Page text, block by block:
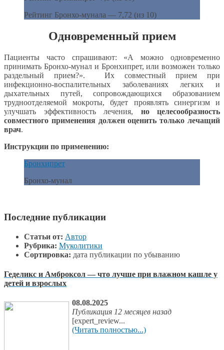
Рейтинг Бронхо-мунала — 7,72 (из 10)
Одновременный прием
Пациенты часто спрашивают: «А можно одновременно
принимать Бронхо-мунал и Бронхипрет, или возможен только
раздельный прием?». Их совместный прием при
инфекционно-воспалительных заболеваниях легких и
дыхательных путей, сопровождающихся образованием
трудноотделяемой мокроты, будет проявлять синергизм и
улучшать эффективность лечения, но целесообразность
совместного применения должен оценить только лечащий
врач.
Инструкции по применению:
Бронхипрет
Бронхо-мунал
Последние публикации
Статьи от: Автор
Рубрика: Муколитики
Сортировка: дата публикации по убыванию
Геделикс и Амброксол — что лучше при влажном кашле у
детей и взрослых
08.08.2025
Публикация 12 месяцев назад
[expert_review...
(Читать полностью...)